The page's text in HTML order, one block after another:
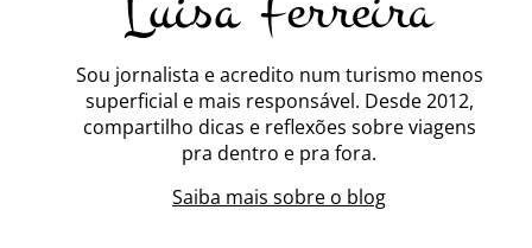
Sou jornalista e acredito num turismo menos
superficial e mais responsável. Desde 2012,
compartilho dicas e reflexões sobre viagens
pra dentro e pra fora.
Saiba mais sobre o blog